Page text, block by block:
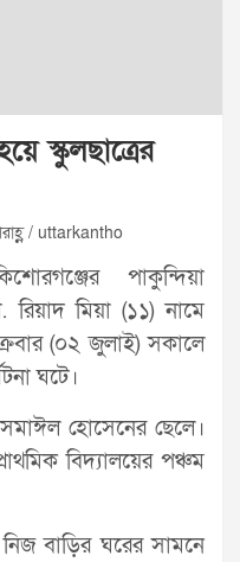
স্কুলছাত্রের
/ uttarkantho
পাকুন্দিয়া
মিয়া (১১) নামে
(০২ জুলাই) সকালে
ঘটে।
হোসেনের ছেলে।
বিদ্যালয়ের পঞ্চম
বাড়ির ঘরের সামনে